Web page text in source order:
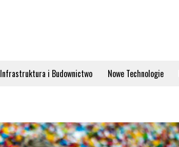
Infrastruktura i Budownictwo Nowe Technologie